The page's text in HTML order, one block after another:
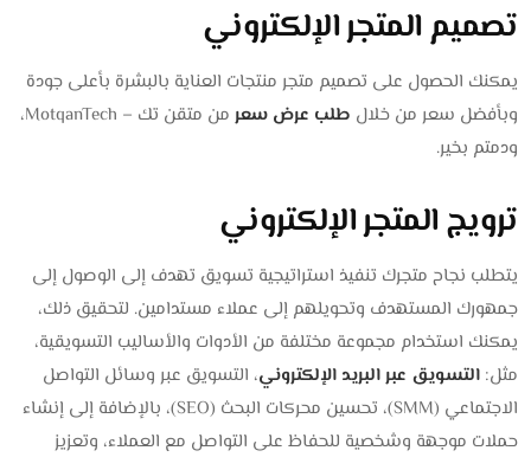
تصميم المتجر الإلكتروني
يمكنك الحصول على تصميم متجر منتجات العناية بالبشرة بأعلى جودة
وبأفضل سعر من خلال طلب عرض سعر
من متقن تك – MotqanTech،
ودمتم بخير.
ترويج المتجر الإلكتروني
يتطلب نجاح متجرك تنفيذ استراتيجية تسويق تهدف إلى الوصول إلى
جمهورك المستهدف وتحويلهم إلى عملاء مستدامين. لتحقيق ذلك،
يمكنك استخدام مجموعة مختلفة من الأدوات والأساليب التسويقية،
مثل:التسويق عبر البريد الإلكتروني، التسويق عبر وسائل التواصل
الاجتماعي (SMM)، تحسين محركات البحث (SEO)، بالإضافة إلى إنشاء
حملات موجهة وشخصية للحفاظ على التواصل مع العملاء، وتعزيز